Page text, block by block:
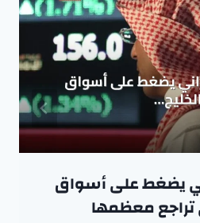
يضغط على أسواق
تراجع معظمها